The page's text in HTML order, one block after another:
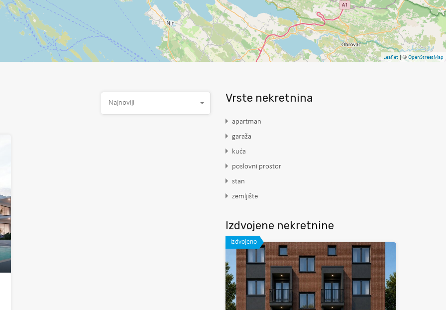
Leaflet| © OpenStreetMap
Najnoviji Vrste nekretnina
apartman
garaža
kuća
poslovni prostor
stan
zemljište
Izdvojene nekretnine
Izdvojeno